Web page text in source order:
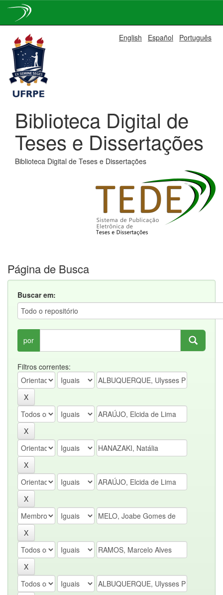
navigation
English Español Português
Biblioteca Digital de
Teses e Dissertações
Biblioteca Digital de Teses e Dissertações
Página de Busca
Buscar em:
por
Filtros correntes: